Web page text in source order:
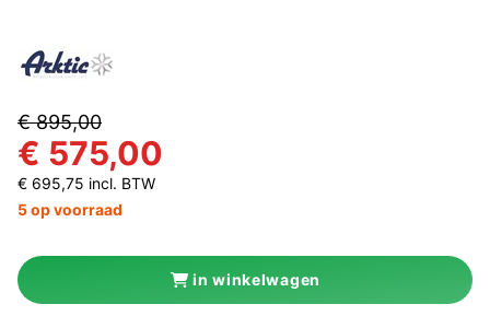
€ 895,00
€ 575,00
€ 695,75 incl. BTW
5 op voorraad
in winkelwagen